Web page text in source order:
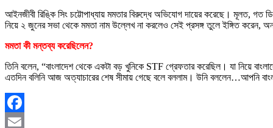
আইনজীবী রিঙ্কি সিং চট্টোপাধ্যায় মমতার বিরুদ্ধে অভিযোগ দায়ের করেছে। মূলত, গত
নিয়ে ২ জুনের সভা থেকে মমতা নাম উল্লেখ না করলেও সেই প্রসঙ্গ তুলে ইঙ্গিত করেন,
মমতা কী মন্তব্য করেছিলেন?
তিনি বলেন, “বাংলাদেশ থেকে একটা বড় খুনিকে STF গ্রেফতার করেছিল। যা নিয়ে
এতদিন বলিনি আজ অত্যাচারের শেষ সীমায় গেছে বলে বললাম। উনি বললেন…আপনি
Facebook